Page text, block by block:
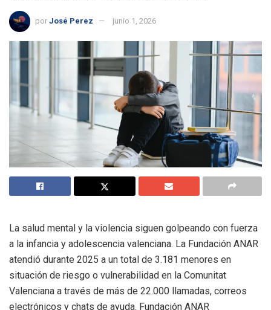
por José Perez junio 1, 2026
La salud mental y la violencia siguen golpeando con fuerza
a la infancia y adolescencia valenciana. La Fundación ANAR
atendió durante 2025 a un total de 3.181 menores en
situación de riesgo o vulnerabilidad en la Comunitat
Valenciana a través de más de 22.000 llamadas, correos
electrónicos y chats de ayuda. Fundación ANAR